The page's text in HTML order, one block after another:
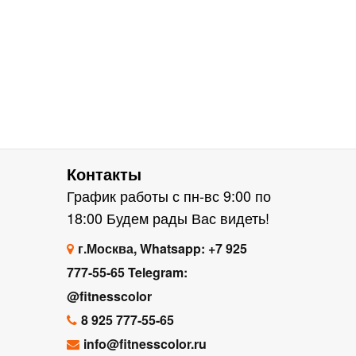
Контакты
График работы с пн-вс 9:00 по
18:00 Будем рады Вас видеть!
г.Москва, Whatsapp: +7 925
777-55-65 Telegram:
@fitnesscolor
8 925 777-55-65
info@fitnesscolor.ru